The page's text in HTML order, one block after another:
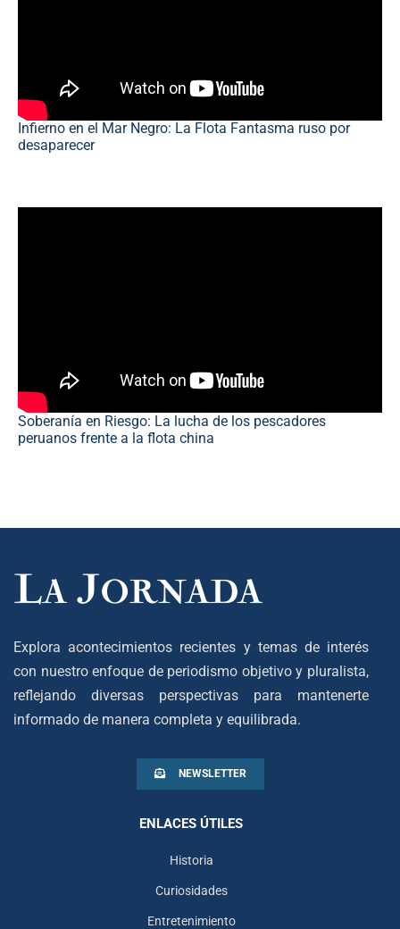
Infierno en el Mar Negro: La Flota Fantasma ruso por
desaparecer
Soberanía en Riesgo: La lucha de los pescadores
peruanos frente a la flota china
Explora acontecimientos recientes y temas de interés
con nuestro enfoque de periodismo objetivo y pluralista,
reflejando diversas perspectivas para mantenerte
informado de manera completa y equilibrada.
NEWSLETTER
ENLACES ÚTILES
Historia
Curiosidades
Entretenimiento